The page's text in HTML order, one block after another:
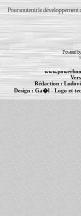
Pour soutenir le développement
Powered
Rédaction :
Design :Ga�l- Logo et
Informations :